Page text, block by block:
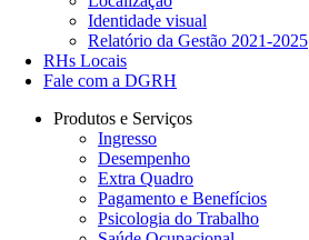
Identidade visual
Relatório da Gestão 2021-2025
RHs Locais
Fale com a DGRH
Produtos e Serviços
Ingresso
Desempenho
Extra Quadro
Pagamento e Benefícios
Psicologia do Trabalho